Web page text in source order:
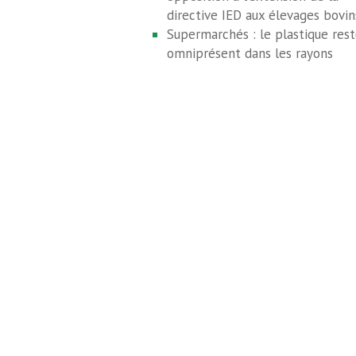
directive IED aux élevages
Supermarchés : le plastique
omniprésent dans les rayons